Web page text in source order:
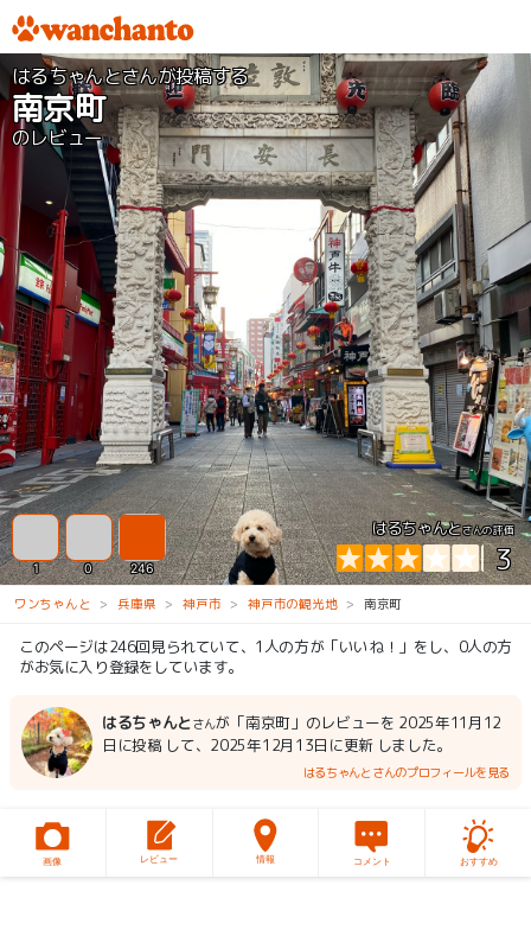
はるちゃんとさんが投稿する
南京町
のレビュー
はるちゃんとさんの評価
3
1 0 246
ワンちゃんと 兵庫県 神戸市 神戸市の観光地 南京町
このページは246回見られていて、1人の方が「いいね！」をし、0人の方
がお気に入り登録をしています。
はるちゃんとさんが「南京町」のレビューを 2025年11月12
日に投稿 して、2025年12月13日に更新 しました。
はるちゃんとさんのプロフィールを見る
画像 レビュー 情報 コメント おすすめ